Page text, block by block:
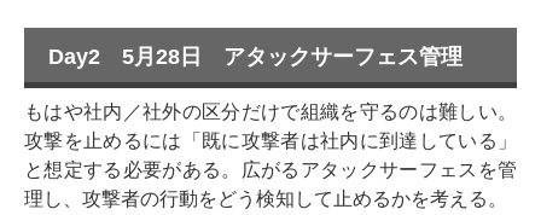
Day2 5月28日 アタックサーフェス管理
もはや社内／社外の区分だけで組織を守るのは難しい。
攻撃を止めるには「既に攻撃者は社内に到達している」
と想定する必要がある。広がるアタックサーフェスを管
理し、攻撃者の行動をどう検知して止めるかを考える。